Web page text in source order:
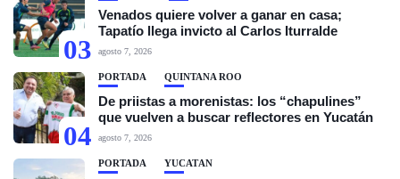
03
Venados quiere volver a ganar en casa;
Tapatío llega invicto al Carlos Iturralde
agosto 7, 2026
04
PORTADA QUINTANA ROO
De priistas a morenistas: los “chapulines”
que vuelven a buscar reflectores en Yucatán
agosto 7, 2026
PORTADA YUCATÁN